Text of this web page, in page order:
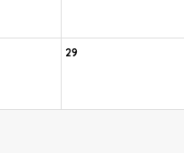
29